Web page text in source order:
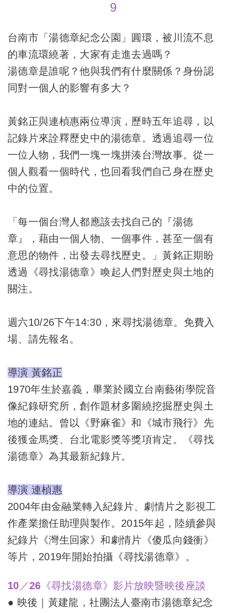
9
台南市「湯德章紀念公園」圓環，被川流不息
的車流環繞著，大家有走進去過嗎？
湯德章是誰呢？他與我們有什麼關係？身份認
同對一個人的影響有多大？
黃銘正與連楨惠兩位導演，歷時五年追尋，以
記錄片來詮釋歷史中的湯德章。透過追尋一位
一位人物，我們一塊一塊拼湊台灣故事。從一
個人觀看一個時代，也回看我們自己身在歷史
中的位置。
「每一個台灣人都應該去找自己的『湯德
章』，藉由一個人物、一個事件，甚至一個有
意思的物件，出發去尋找歷史。」黃銘正期盼
透過《尋找湯德章》喚起人們對歷史與土地的
關注。
週六10/26下午14:30，來尋找湯德章。 免費入
場、請先報名。
導演 黃銘正
1970年生於嘉義，畢業於國立台南藝術學院音
像紀錄研究所，創作題材多圍繞挖掘歷史與土
地的連結。曾以《野麻雀》和《城市飛行》先
後獲金馬獎、台北電影獎等獎項肯定。《尋找
湯德章》為其最新紀錄片。
導演 連楨惠
2004年由金融業轉入紀錄片、劇情片之影視工
作產業擔任助理與製作。2015年起，陸續參與
紀錄片《灣生回家》和劇情片《傻瓜向錢衝》
等片，2019年開始拍攝《尋找湯德章》。
10／26《尋找湯德章》影片放映暨映後座談
● 映後｜黃建龍，社團法人臺南市湯德章紀念